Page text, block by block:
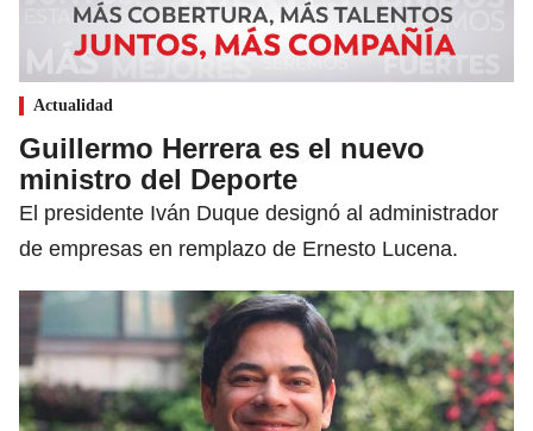
Actualidad
Guillermo Herrera es el nuevo
ministro del Deporte
El presidente Iván Duque designó al administrador
de empresas en remplazo de Ernesto Lucena.